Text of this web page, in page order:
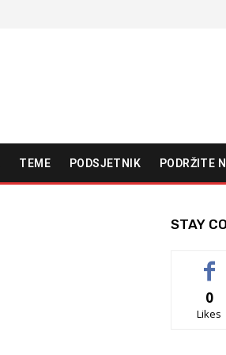
TEME PODSJETNIK PODRŽITE
STAY
0
Likes